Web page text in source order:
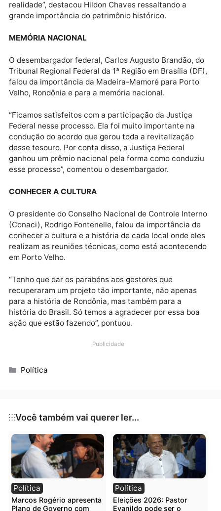
falou sobre a obra de revitalização e peças
“Os recursos de compensação para realizar esta
tomado pelo mato. Foi necessário um grande esforço
e instituições para que a revitalização se tornasse
realidade”, destacou Hildon Chaves ressaltando a
grande importância do patrimônio histórico.
MEMÓRIA NACIONAL
O desembargador federal, Carlos Augusto Brandão,
Tribunal Regional Federal da 1ª Região em Brasília
falou da importância da Madeira-Mamoré para Porto
Velho, Rondônia e para a memória nacional.
Federal nesse processo. Ela foi muito importante na
condução do acordo que gerou toda a revitalização
desse tesouro. Por conta disso, a Justiça Federal
ganhou um prêmio nacional pela forma como
esse processo”, comentou o desembargador.
CONHECER A CULTURA
O presidente do Conselho Nacional de Controle
(Conaci), Rodrigo Fontenelle, falou da importância
realizam as reuniões técnicas, como está
história do Brasil. Só temos a agradecer por essa
ação que estão fazendo”, pontuou.
Publicidade
Categorias
Política